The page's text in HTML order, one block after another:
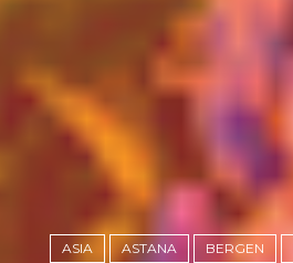
ASIA ASTANA BERGEN